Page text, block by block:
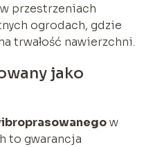
przestrzeniach
ogrodach, gdzie
trwałość nawierzchni.
jako
w
to gwarancja